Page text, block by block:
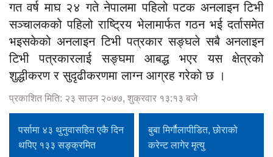
गत वर्ष माघ २४ गते नेपालमा पहिलो पटक अनलाइन टिभी
सञ्चालकको पहिलो राष्ट्रिय भेलामार्फत गठन भई दर्तासमेत
भइसकेको अनलाइन टिभी पत्रकार सङ्घले सबै अनलाइन
टिभी पत्रकारलाई सङ्घमा आबद्ध भएर यस क्षेत्रको
शुद्धीकरण र सुदृढीकरणमा लाग्न आग्रह गरेको छ ।
प्रकाशित मिति: २३ साउन २०७७, शुक्रवार १३:१३ बजे
पर्सामा ४३ थुनुवासहित एकै दिन
थपिए १३३ सङ्क्रमित
बुबा मिर्गौलापीडित, छोराको
करेन्ट लागेर मृत्यु